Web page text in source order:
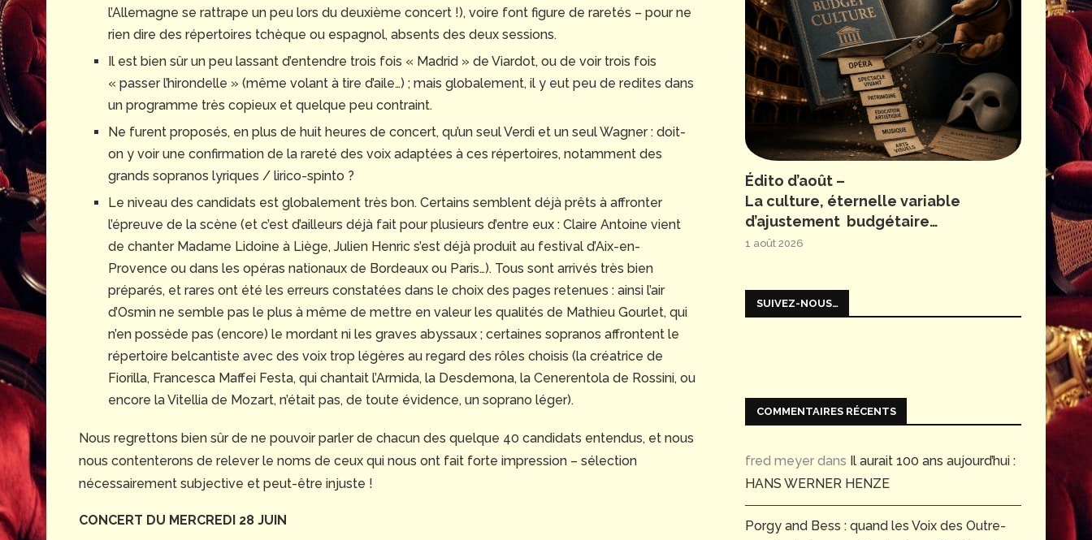
l’Allemagne se rattrape un peu lors du deuxième concert !), voire font figure de raretés – pour ne
rien dire des répertoires tchèque ou espagnol, absents des deux sessions.
Il est bien sûr un peu lassant d’entendre trois fois « Madrid » de Viardot, ou de voir trois fois
« passer l’hirondelle » (même volant à tire d’aile…) ; mais globalement, il y eut peu de redites dans
un programme très copieux et quelque peu contraint.
Ne furent proposés, en plus de huit heures de concert, qu’un seul Verdi et un seul Wagner : doit-
on y voir une confirmation de la rareté des voix adaptées à ces répertoires, notamment des
grands sopranos lyriques / lirico-spinto ?
Le niveau des candidats est globalement très bon. Certains semblent déjà prêts à affronter
l’épreuve de la scène (et c’est d’ailleurs déjà fait pour plusieurs d’entre eux : Claire Antoine vient
de chanter Madame Lidoine à Liège, Julien Henric s’est déjà produit au festival d’Aix-en-
Provence ou dans les opéras nationaux de Bordeaux ou Paris…). Tous sont arrivés très bien
préparés, et rares ont été les erreurs constatées dans le choix des pages retenues : ainsi l’air
d’Osmin ne semble pas le plus à même de mettre en valeur les qualités de Mathieu Gourlet, qui
n’en possède pas (encore) le mordant ni les graves abyssaux ; certaines sopranos affrontent le
répertoire belcantiste avec des voix trop légères au regard des rôles choisis (la créatrice de
Fiorilla, Francesca Maffei Festa, qui chantait l’Armida, la Desdemona, la Cenerentola de Rossini, ou
encore la Vitellia de Mozart, n’était pas, de toute évidence, un soprano léger).
Nous regrettons bien sûr de ne pouvoir parler de chacun des quelque 40 candidats entendus, et nous
nous contenterons de relever le noms de ceux qui nous ont fait forte impression – sélection
nécessairement subjective et peut-être injuste !
CONCERT DU MERCREDI 28 JUIN
Édito d’août –
La culture, éternelle variable
d’ajustement budgétaire…
1 août 2026
SUIVEZ-NOUS…
COMMENTAIRES RÉCENTS
fred meyer dans Il aurait 100 ans aujourd’hui :
HANS WERNER HENZE
Porgy and Bess : quand les Voix des Outre-